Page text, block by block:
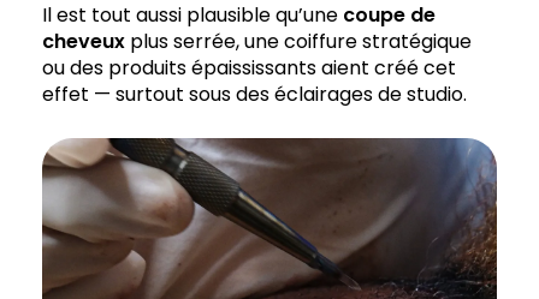
Il est tout aussi plausible qu’une coupe de
cheveux plus serrée, une coiffure stratégique
ou des produits épaississants aient créé cet
effet — surtout sous des éclairages de studio.